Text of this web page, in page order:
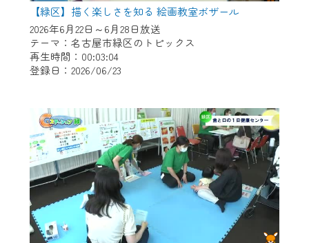
【緑区】描く楽しさを知る 絵画教室ボザール
2026年6月22日～6月28日放送
テーマ：名古屋市緑区のトピックス
再生時間：00:03:04
登録日：2026/06/23
※マイページへのログインには、MyIDが必
要となります。
※MyIDとは、CCNet Web TVを含むCCNetの
各種サービスをご利用頂くためのIDです。
で設定できます。
（GmailやYahooなどのフリーメールアドレ
スでも作成可能です）
※マイページへのログイン・MyIDの新規登
録はこちらから
※CCNetアプリをご利用中の方は引き続き
ご視聴いただけます。